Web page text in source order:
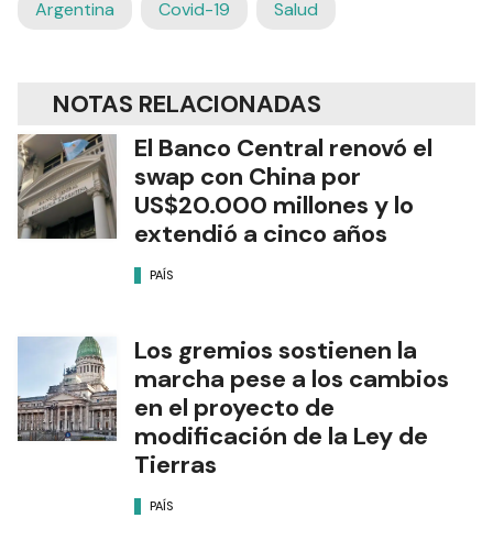
Argentina Covid-19 Salud
NOTAS RELACIONADAS
El Banco Central renovó el
swap con China por
US$20.000 millones y lo
extendió a cinco años
PAÍS
Los gremios sostienen la
marcha pese a los cambios
en el proyecto de
modificación de la Ley de
Tierras
PAÍS